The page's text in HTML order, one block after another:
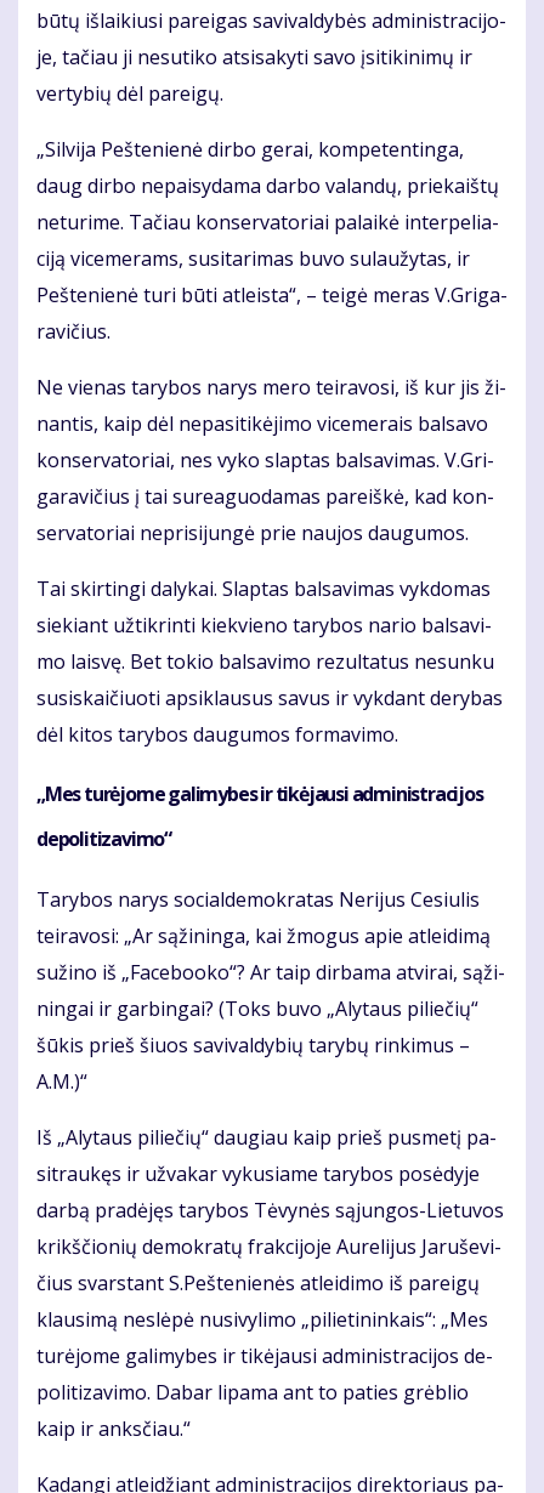
bū­tų iš­lai­kiu­si pa­rei­gas sa­vi­val­dy­bės ad­mi­nist­ra­ci­jo­
je, ta­čiau ji ne­su­ti­ko at­si­sa­ky­ti sa­vo įsi­ti­ki­ni­mų ir
ver­ty­bių dėl pa­rei­gų.
„Sil­vi­ja Peš­te­nie­nė dir­bo ge­rai, kom­pe­ten­tin­ga,
daug dir­bo ne­pai­sy­da­ma dar­bo va­lan­dų, prie­kaiš­tų
ne­tu­ri­me. Ta­čiau kon­ser­va­to­riai pa­lai­kė in­ter­pe­lia­
ci­ją vi­ce­me­rams, su­si­ta­ri­mas bu­vo su­lau­žy­tas, ir
Peš­te­nie­nė tu­ri bū­ti at­leis­ta“, – tei­gė me­ras V.Gri­ga­
ra­vi­čius.
Ne vie­nas ta­ry­bos na­rys me­ro tei­ra­vo­si, iš kur jis ži­
nan­tis, kaip dėl ne­pa­si­ti­kė­ji­mo vi­ce­me­rais bal­sa­vo
kon­ser­va­to­riai, nes vy­ko slap­tas bal­sa­vi­mas. V.Gri­
ga­ra­vi­čius į tai su­re­a­guo­da­mas pa­reiš­kė, kad kon­
ser­va­to­riai ne­pri­si­jun­gė prie nau­jos dau­gu­mos.
Tai skir­tin­gi da­ly­kai. Slap­tas bal­sa­vi­mas vyk­do­mas
sie­kiant už­tik­rin­ti kiek­vie­no ta­ry­bos na­rio bal­sa­vi­
mo lais­vę. Bet to­kio bal­sa­vi­mo re­zul­ta­tus ne­sun­ku
su­si­skai­čiuo­ti ap­si­klau­sus sa­vus ir vyk­dant de­ry­bas
dėl ki­tos ta­ry­bos dau­gu­mos for­ma­vi­mo.
„Mes tu­rė­jo­me ga­li­my­bes ir ti­kė­jau­si ad­mi­nist­ra­ci­jos
de­po­li­ti­za­vi­mo“
Ta­ry­bos na­rys so­cial­de­mok­ra­tas Ne­ri­jus Ce­siu­lis
tei­ra­vo­si: „Ar są­ži­nin­ga, kai žmo­gus apie at­lei­di­mą
su­ži­no iš „Fa­ce­bo­o­ko“? Ar taip dir­ba­ma at­vi­rai, są­ži­
nin­gai ir gar­bin­gai? (Toks bu­vo „Aly­taus pi­lie­čių“
šū­kis prieš šiuos sa­vi­val­dy­bių ta­ry­bų rin­ki­mus –
A.M.)“
Iš „Aly­taus pi­lie­čių“ dau­giau kaip prieš pus­me­tį pa­
si­trau­kęs ir už­va­kar vy­ku­sia­me ta­ry­bos po­sė­dy­je
dar­bą pra­dė­jęs ta­ry­bos Tė­vy­nės są­jun­gos-Lie­tu­vos
krikš­čio­nių de­mok­ra­tų frak­ci­jo­je Au­re­li­jus Ja­ru­še­vi­
čius svars­tant S.Peš­te­nie­nės at­lei­di­mo iš pa­rei­gų
klau­si­mą ne­slė­pė nu­si­vy­li­mo „pi­lie­ti­nin­kais“: „Mes
tu­rė­jo­me ga­li­my­bes ir ti­kė­jau­si ad­mi­nist­ra­ci­jos de­
po­li­ti­za­vi­mo. Da­bar li­pa­ma ant to pa­ties grėb­lio
kaip ir anks­čiau.“
Ka­dan­gi at­lei­džiant ad­mi­nist­ra­ci­jos di­rek­to­riaus pa­